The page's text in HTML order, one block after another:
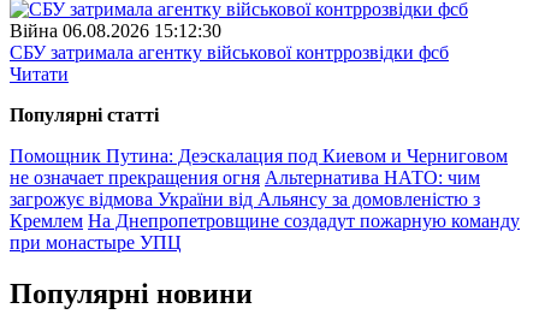
Війна 06.08.2026 15:12:30
СБУ затримала агентку військової контррозвідки фсб
Читати
Популярнi статтi
Помощник Путина: Деэскалация под Киевом и Черниговом
не означает прекращения огня Альтернатива НАТО: чим
загрожує відмова України від Альянсу за домовленістю з
Кремлем На Днепропетровщине создадут пожарную команду
при монастыре УПЦ
Популярнi новини